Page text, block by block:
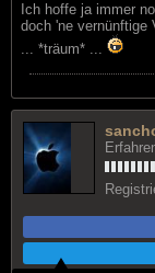
Ich hoffe ja immer
doch 'ne vernünftige
... *träum* ...